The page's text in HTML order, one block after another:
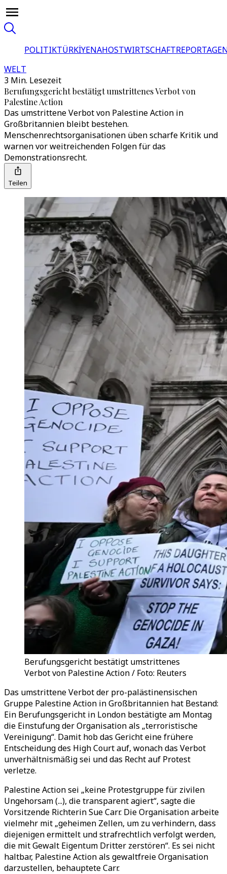
POLITIKTÜRKİYENAHOSTWIRTSCHAFT
WELT
3 Min. Lesezeit
Berufungsgericht bestätigt umstrittenes Verbot von
Palestine Action
Das umstrittene Verbot von Palestine Action in
Großbritannien bleibt bestehen.
Menschenrechtsorganisationen üben scharfe Kritik und
warnen vor weitreichenden Folgen für das
Demonstrationsrecht.
Teilen
Berufungsgericht bestätigt umstrittenes
Verbot von Palestine Action / Foto: Reuters
Das umstrittene Verbot der pro-palästinensischen
Gruppe Palestine Action in Großbritannien hat Bestand:
Ein Berufungsgericht in London bestätigte am Montag
die Einstufung der Organisation als „terroristische
Vereinigung“. Damit hob das Gericht eine frühere
Entscheidung des High Court auf, wonach das Verbot
unverhältnismäßig sei und das Recht auf Protest
verletze.
Palestine Action sei „keine Protestgruppe für zivilen
Ungehorsam (...), die transparent agiert“, sagte die
Vorsitzende Richterin Sue Carr. Die Organisation arbeite
vielmehr mit „geheimen Zellen, um zu verhindern, dass
diejenigen ermittelt und strafrechtlich verfolgt werden,
die mit Gewalt Eigentum Dritter zerstören“. Es sei nicht
haltbar, Palestine Action als gewaltfreie Organisation
darzustellen, behauptete Carr.